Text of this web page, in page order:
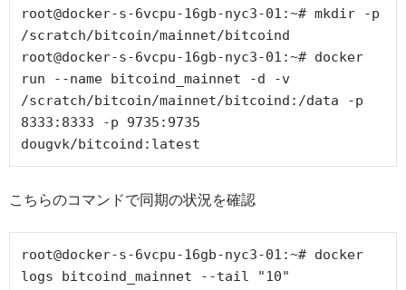
root@docker-s-6vcpu-16gb-nyc3-01:~# mkdir -p
/scratch/bitcoin/mainnet/bitcoind
root@docker-s-6vcpu-16gb-nyc3-01:~# docker
run --name bitcoind_mainnet -d -v
/scratch/bitcoin/mainnet/bitcoind:/data -p
8333:8333 -p 9735:9735
こちらのコマンドで同期の状況を確認
root@docker-s-6vcpu-16gb-nyc3-01:~# docker